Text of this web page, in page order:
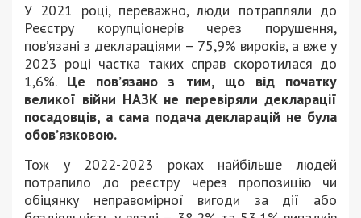
У 2021 році, переважно, люди потрапляли до
Реєстру корупціонерів через порушення,
пов’язані з деклараціями – 75,9% вироків, а вже у
2023 році частка таких справ скоротилася до
1,6%. Це пов’язано з тим, що від початку
великої війни НАЗК не перевіряли декларації
посадовців, а сама подача декларацій не була
обовʼязковою.
Тож у 2022-2023 роках найбільше людей
потрапило до реєстру через пропозицію чи
обіцянку неправомірної вигоди за дії або